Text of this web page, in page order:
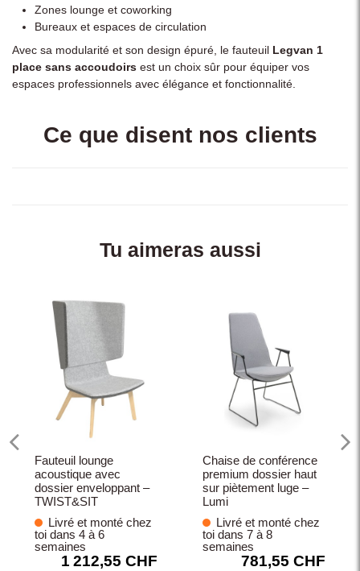
Zones lounge et coworking
Bureaux et espaces de circulation
Avec sa modularité et son design épuré, le fauteuil Legvan 1
place sans accoudoirs est un choix sûr pour équiper vos
espaces professionnels avec élégance et fonctionnalité.
Ce que disent nos clients
Tu aimeras aussi
Fauteuil lounge
acoustique avec
dossier enveloppant –
TWIST&SIT
Livré et monté chez
toi dans 4 à 6
semaines
1 212,55 CHF
Chaise de conférence
premium dossier haut
sur piètement luge –
Lumi
Livré et monté chez
toi dans 7 à 8
semaines
781,55 CHF